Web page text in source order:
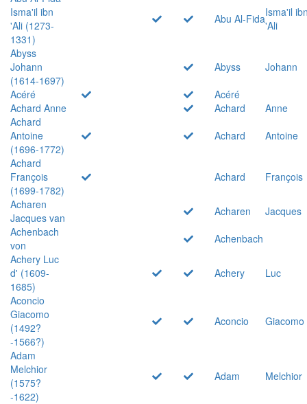
Isma'il ibn
'Ali (1273-
1331)
Abu Al-FidaIsma'il
'Ali
Abyss
Johann
(1614-1697)
Abyss
Johann
Acéré
Acéré
Achard Anne
Achard
Anne
Achard
Antoine
(1696-1772)
Achard
Antoine
Achard
François
(1699-1782)
Achard
François
Acharen
Jacques van
Acharen
Jacques
Achenbach
von
Achenbach
Achery Luc
d' (1609-
1685)
Achery
Luc
Aconcio
Giacomo
(1492?
-1566?)
Aconcio Giacomo
Adam
Melchior
(1575?
-1622)
Adam Melchior